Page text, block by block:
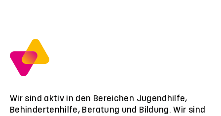
Wir sind aktiv in den Bereichen Jugendhilfe,
Behindertenhilfe, Beratung und Bildung. Wir sind